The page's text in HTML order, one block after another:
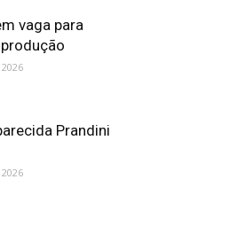
vaga para
Prandini